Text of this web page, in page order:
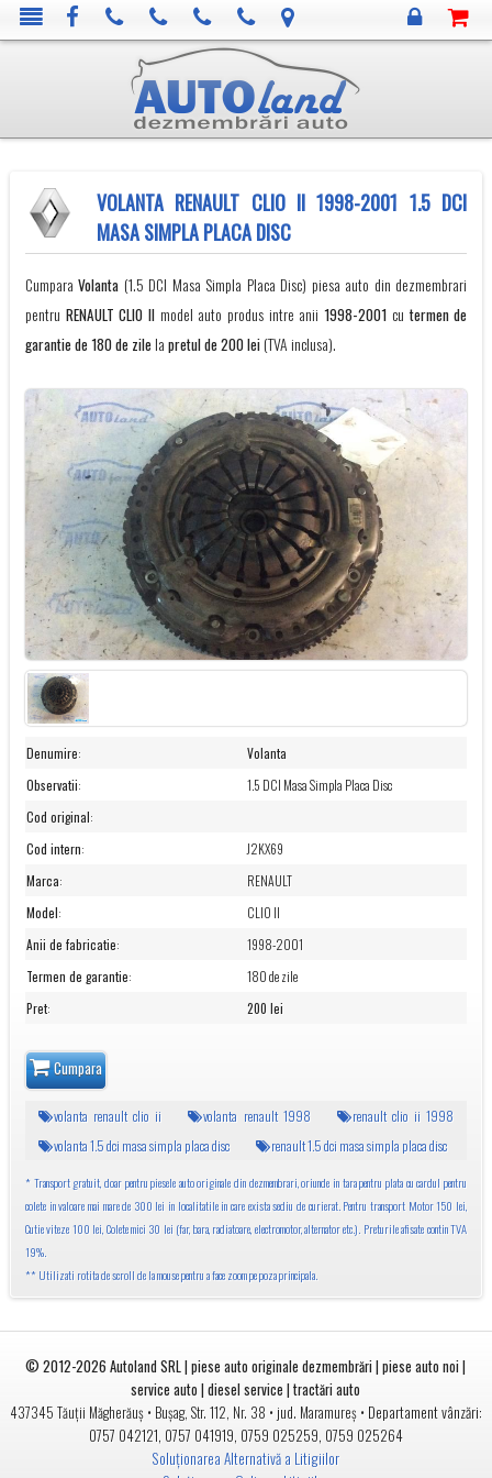
VOLANTA RENAULT CLIO II 1998-2001 1.5 DCI
MASA SIMPLA PLACA DISC
CumparaVolanta (1.5 DCI Masa Simpla Placa Disc) piesa auto din dezmembrari
pentru RENAULT CLIO IImodel auto produs intre anii1998-2001 cutermen de
garantie de 180 de zile la pretul de 200 lei(TVA inclusa).
Denumire:
Volanta
Observatii:
1.5 DCI Masa Simpla Placa Disc
Cod original:
Cod intern:
J2KX69
Marca:
RENAULT
Model:
CLIO II
Anii de fabricatie:
1998-2001
Termen de garantie:
180 de zile
Pret: 200 lei
Cumpara
volanta renault clio ii volanta renault 1998
renault clio ii 1998
volanta 1.5 dci masa simpla placa disc
renault 1.5 dci masa simpla placa disc
* Transport gratuit, doar pentru piesele auto originale din dezmembrari, oriunde in tara pentru plata cu cardul pentru
colete in valoare mai mare de 300 lei in localitatile in care exista sediu de curierat. Pentru transport Motor 150 lei,
Cutie viteze 100 lei, Colete mici 30 lei (far, bara, radiatoare, electromotor, alternator etc.). Preturile afisate contin TVA
19%.
** Utilizati rotita de scroll de la mouse pentru a face zoom pe poza principala.
© 2012-2026Autoland SRL | piese auto originale dezmembrări | piese auto noi |
service auto | diesel service | tractări auto
437345 Tăuții Măgherăuș• Bușag, Str. 112, Nr. 38 • jud. Maramureș • Departament vânzări:
0757 042121, 0757 041919, 0759 025259, 0759 025264
Soluționarea Alternativă a Litigiilor